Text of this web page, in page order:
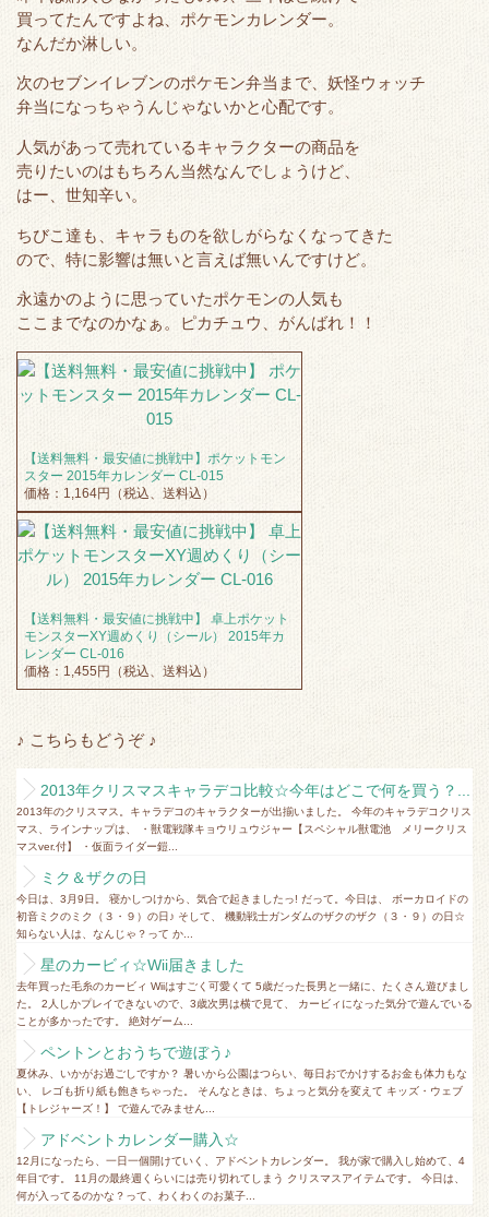
買ってたんですよね、ポケモンカレンダー。
なんだか淋しい。
次のセブンイレブンのポケモン弁当まで、妖怪ウォッチ
弁当になっちゃうんじゃないかと心配です。
人気があって売れているキャラクターの商品を
売りたいのはもちろん当然なんでしょうけど、
はー、世知辛い。
ちびこ達も、キャラものを欲しがらなくなってきた
ので、特に影響は無いと言えば無いんですけど。
永遠かのように思っていたポケモンの人気も
ここまでなのかなぁ。ピカチュウ、がんばれ！！
【送料無料・最安値に挑戦中】ポケットモン
スター 2015年カレンダー CL-015
価格：1,164円（税込、送料込）
【送料無料・最安値に挑戦中】 卓上ポケット
モンスターXY週めくり（シール） 2015年カ
レンダー CL-016
価格：1,455円（税込、送料込）
♪ こちらもどうぞ ♪
2013年クリスマスキャラデコ比較☆今年はどこで何を買う？...
2013年のクリスマス。キャラデコのキャラクターが出揃いました。 今年のキャラデコクリス
マス、ラインナップは、 ・獣電戦隊キョウリュウジャー【スペシャル獣電池 メリークリス
マスver.付】 ・仮面ライダー鎧...
ミク＆ザクの日
今日は、3月9日。 寝かしつけから、気合で起きましたっ! だって。今日は、 ボーカロイドの
初音ミクのミク（３・９）の日♪ そして、 機動戦士ガンダムのザクのザク（３・９）の日☆
知らない人は、なんじゃ？って か...
星のカービィ☆Wii届きました
去年買った毛糸のカービィ Wiiはすごく可愛くて 5歳だった長男と一緒に、たくさん遊びまし
た。 2人しかプレイできないので、3歳次男は横で見て、 カービィになった気分で遊んでいる
ことが多かったです。 絶対ゲーム...
ペントンとおうちで遊ぼう♪
夏休み、いかがお過ごしですか？ 暑いから公園はつらい、毎日おでかけするお金も体力もな
い、 レゴも折り紙も飽きちゃった。 そんなときは、ちょっと気分を変えて キッズ・ウェブ
【トレジャーズ！】 で遊んでみません...
アドベントカレンダー購入☆
12月になったら、一日一個開けていく、アドベントカレンダー。 我が家で購入し始めて、4
年目です。 11月の最終週くらいには売り切れてしまう クリスマスアイテムです。 今日は、
何が入ってるのかな？って、わくわくのお菓子...